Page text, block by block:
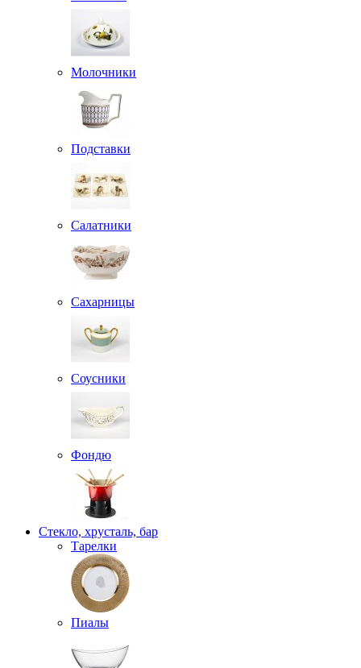
Молочники
Подставки
Салатники
Сахарницы
Соусники
Фондю
Стекло, хрусталь, бар
Тарелки
Пиалы